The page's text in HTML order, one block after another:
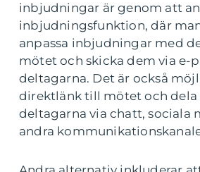
inbjudningar är genom att
inbjudningsfunktion, där
anpassa inbjudningar med
mötet och skicka dem via e-
deltagarna. Det är också
direktlänk till mötet och dela
deltagarna via chatt, sociala
andra